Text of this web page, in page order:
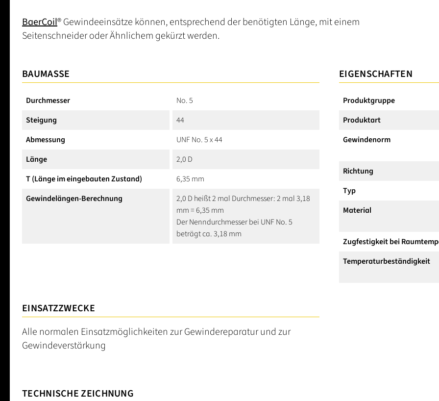
BaerCoil® Gewindeeinsätze können, entsprechend der benötigten Länge, mit einem
Seitenschneider oder Ähnlichem gekürzt werden.
BAUMASSE
Durchmesser
No. 5
Steigung
44
Abmessung
UNF No. 5 x 44
Länge
2,0 D
T (Länge im eingebauten Zustand)
6,35 mm
Gewindelängen-Berechnung
2,0 D heißt 2 mal Durchmesser: 2 mal 3,18
mm = 6,35 mm
Der Nenndurchmesser bei UNF No. 5
beträgt ca. 3,18 mm
EIGENSCHAFTEN
Produktgruppe
Produktart
Gewindenorm
Richtung
Typ
Material
Zugfestigkeit bei
Temperaturbeständigkeit
EINSATZZWECKE
Alle normalen Einsatzmöglichkeiten zur Gewindereparatur und zur
Gewindeverstärkung
TECHNISCHE ZEICHNUNG